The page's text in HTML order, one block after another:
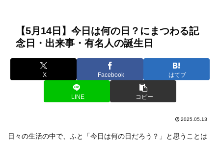
【5月14日】今日は何の日？にまつわる記
念日・出来事・有名人の誕生日
X Facebook はてブ
LINE コピー
2025.05.13
日々の生活の中で、ふと「今日は何の日だろう？」と思うことは